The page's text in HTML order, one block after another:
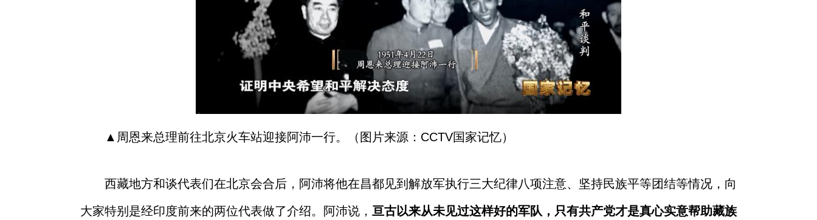
▲周恩来总理前往北京火车站迎接阿沛一行。（图片来源：CCTV国家记忆）
西藏地方和谈代表们在北京会合后，阿沛将他在昌都见到解放军执行三大纪律八项注意、坚持民族平等团结等情况，向
大家特别是经印度前来的两位代表做了介绍。阿沛说， 亘古以来从未见过这样好的军队，只有共产党才是真心实意帮助藏族